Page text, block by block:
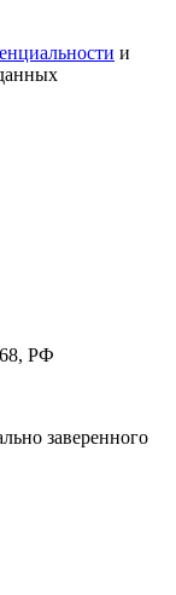
и
РФ
заверенного